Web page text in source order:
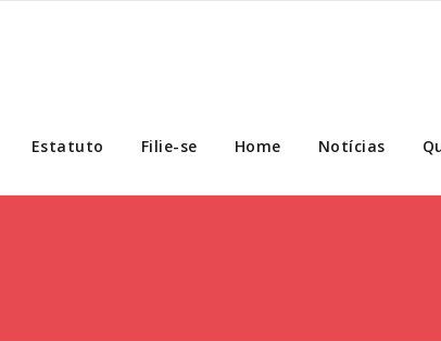
Estatuto Filie-se Home Notícias